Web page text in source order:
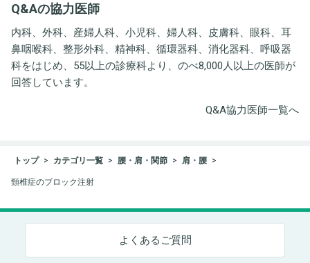
Q&Aの協力医師
内科、外科、産婦人科、小児科、婦人科、皮膚科、眼科、耳
鼻咽喉科、整形外科、精神科、循環器科、消化器科、呼吸器
科をはじめ、55以上の診療科より、のべ8,000人以上の医師が
回答しています。
Q&A協力医師一覧へ
トップ カテゴリ一覧 腰・肩・関節 肩・腰
頸椎症のブロック注射
よくあるご質問